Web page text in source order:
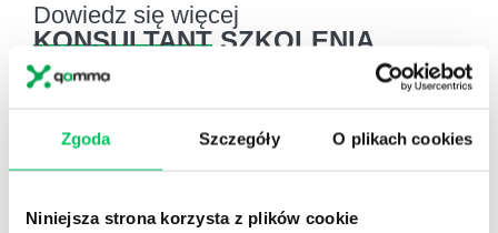
Zgoda Szczegóły O plikach cookies
Niniejsza strona korzysta z plików cookie
Dowiedz się więcej
KONSULTANT SZKOLENIA
ZOSTAW WIADOMOŚĆ KOSULTANTOWI
Justyna Baryła-Rychert